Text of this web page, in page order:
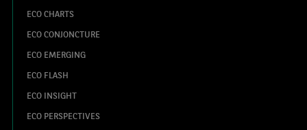
ECO CHARTS
ECO CONJONCTURE
ECO EMERGING
ECO FLASH
ECO INSIGHT
ECO PERSPECTIVES